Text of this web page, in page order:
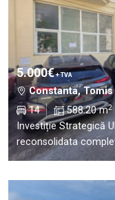
5.000€+ TVA
Constanta, Tomis
14
588.20 m2
Investiție Strategică
reconsolidata